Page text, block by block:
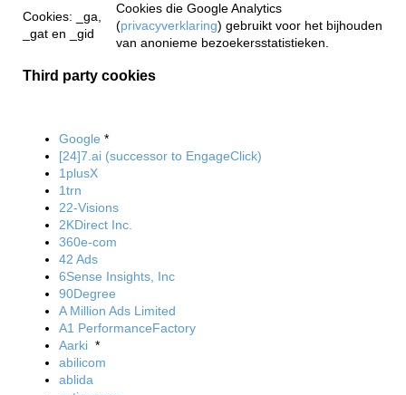
Cookies: _ga,
_gat en _gid
Cookies die Google Analytics
(privacyverklaring) gebruikt voor het bijhouden
van anonieme bezoekersstatistieken.
Third party cookies
Google *
[24]7.ai (successor to EngageClick)
1plusX
1trn
22-Visions
2KDirect Inc.
360e-com
42 Ads
6Sense Insights, Inc
90Degree
A Million Ads Limited
A1 PerformanceFactory
Aarki *
abilicom
ablida